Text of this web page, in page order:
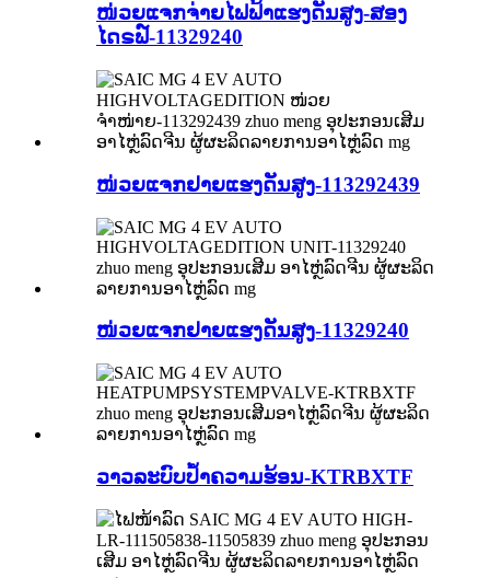
ໜ່ວຍແຈກຈ່າຍໄຟຟ້າແຮງດັນສູງ-ສອງ
ໄດຣຟ໌-11329240
ໜ່ວຍແຈກຢາຍແຮງດັນສູງ-113292439
ໜ່ວຍແຈກຢາຍແຮງດັນສູງ-11329240
ວາວລະບົບປ້ຳຄວາມຮ້ອນ-KTRBXTF